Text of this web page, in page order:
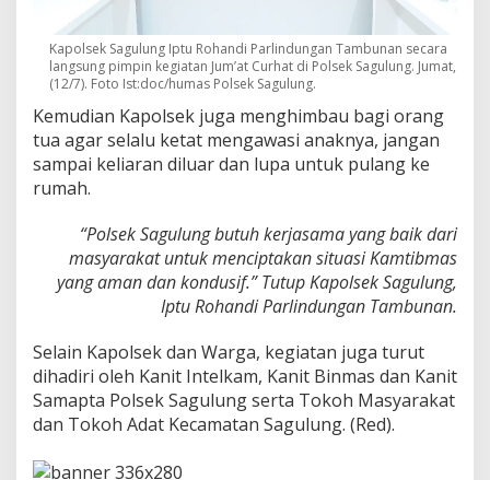
Kapolsek Sagulung Iptu Rohandi Parlindungan Tambunan secara
langsung pimpin kegiatan Jum’at Curhat di Polsek Sagulung. Jumat,
(12/7). Foto Ist:doc/humas Polsek Sagulung.
Kemudian Kapolsek juga menghimbau bagi orang
tua agar selalu ketat mengawasi anaknya, jangan
sampai keliaran diluar dan lupa untuk pulang ke
rumah.
“Polsek Sagulung butuh kerjasama yang baik dari
masyarakat untuk menciptakan situasi Kamtibmas
yang aman dan kondusif.” Tutup Kapolsek Sagulung,
Iptu Rohandi Parlindungan Tambunan.
Selain Kapolsek dan Warga, kegiatan juga turut
dihadiri oleh Kanit Intelkam, Kanit Binmas dan Kanit
Samapta Polsek Sagulung serta Tokoh Masyarakat
dan Tokoh Adat Kecamatan Sagulung. (Red).